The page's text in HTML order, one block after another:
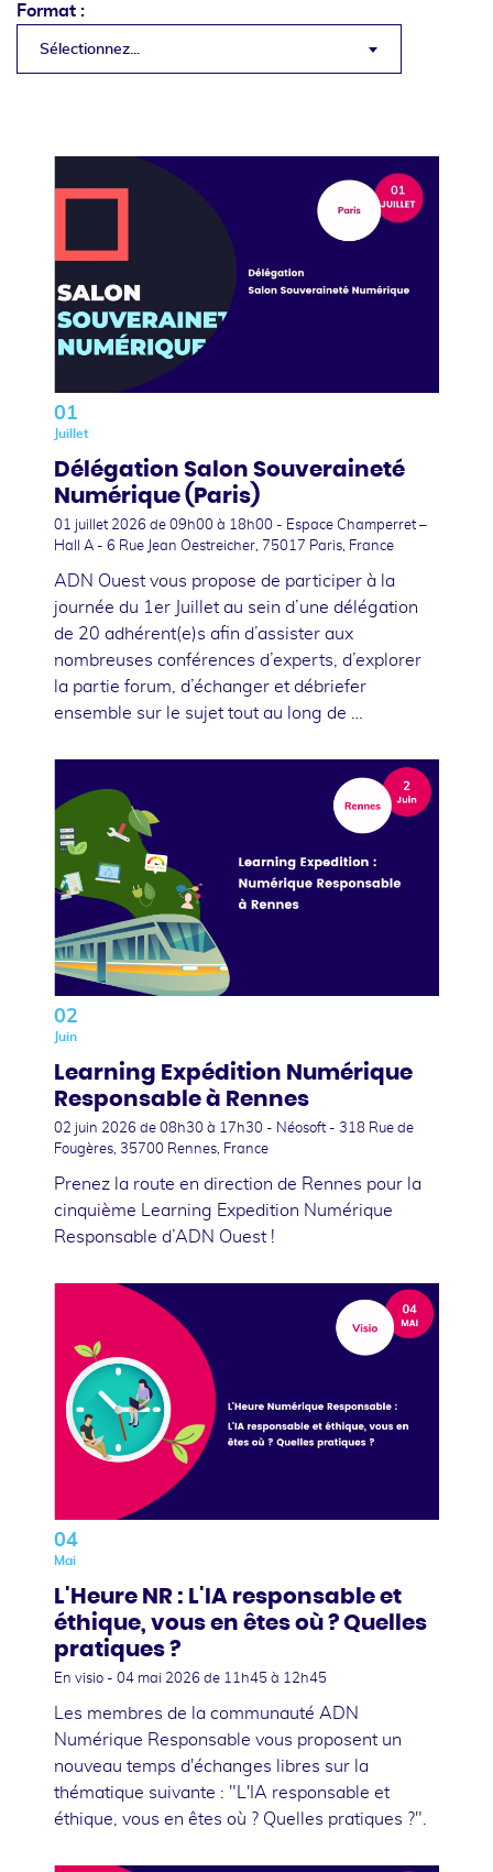
Format :
Sélectionnez...
01
Juillet
Délégation Salon Souveraineté
Numérique (Paris)
01 juillet 2026 de 09h00 à 18h00 - Espace Champerret –
Hall A - 6 Rue Jean Oestreicher, 75017 Paris, France
ADN Ouest vous propose de participer à la
journée du 1er Juillet au sein d’une délégation
de 20 adhérent(e)s afin d’assister aux
nombreuses conférences d’experts, d’explorer
la partie forum, d’échanger et débriefer
ensemble sur le sujet tout au long de …
02
Juin
Learning Expédition Numérique
Responsable à Rennes
02 juin 2026 de 08h30 à 17h30 - Néosoft - 318 Rue de
Fougères, 35700 Rennes, France
Prenez la route en direction de Rennes pour la
cinquième Learning Expedition Numérique
Responsable d’ADN Ouest !
04
Mai
L'Heure NR : L'IA responsable et
éthique, vous en êtes où ? Quelles
pratiques ?
En visio - 04 mai 2026 de 11h45 à 12h45
Les membres de la communauté ADN
Numérique Responsable vous proposent un
nouveau temps d'échanges libres sur la
thématique suivante : "L'IA responsable et
éthique, vous en êtes où ? Quelles pratiques ?".